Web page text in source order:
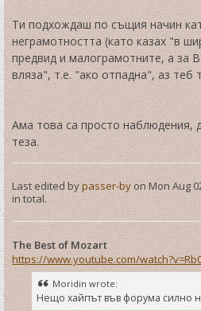
Ти подхождаш по същия начин
неграмотността (като казах "в
предвид и малограмотните, а за
вляза", т.е. "ако отпадна", аз теб
Ама това са просто наблюдения,
теза.
Last edited bypasser-byon Mon Aug
in total.
The Best of Mozart
https://www.youtube.com/
Moridin wrote:
Нещо хайпът във форума силно